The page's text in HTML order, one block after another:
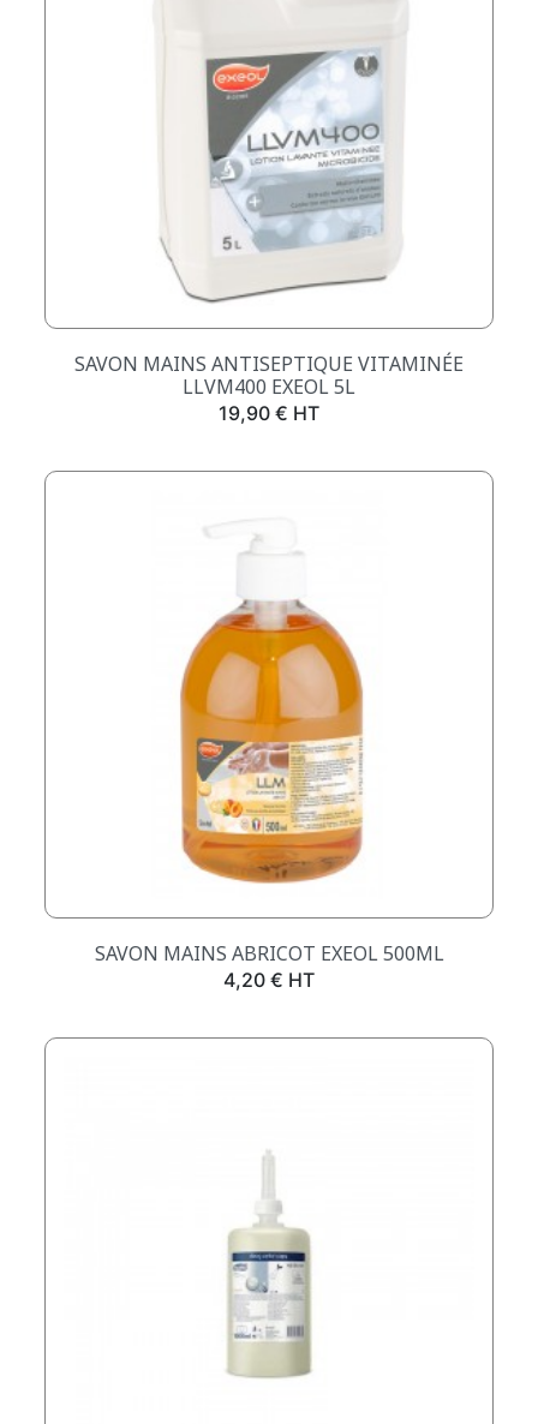
SAVON MAINS ANTISEPTIQUE VITAMINÉE
LLVM400 EXEOL 5L
Prix
19,90 € HT
SAVON MAINS ABRICOT EXEOL 500ML
Prix
4,20 € HT